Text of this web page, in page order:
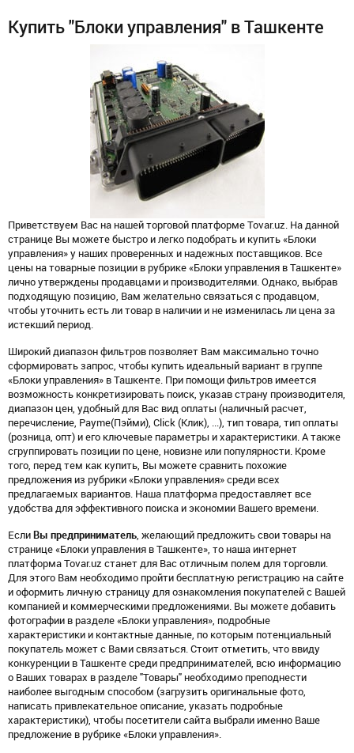
Купить "Блоки управления" в Ташкенте
Приветствуем Вас на нашей торговой платформе Tovar.uz. На данной
странице Вы можете быстро и легко подобрать и купить «Блоки
управления» у наших проверенных и надежных поставщиков. Все
цены на товарные позиции в рубрике «Блоки управления в Ташкенте»
лично утверждены продавцами и производителями. Однако, выбрав
подходящую позицию, Вам желательно связаться с продавцом,
чтобы уточнить есть ли товар в наличии и не изменилась ли цена за
истекший период.
Широкий диапазон фильтров позволяет Вам максимально точно
сформировать запрос, чтобы купить идеальный вариант в группе
«Блоки управления» в Ташкенте. При помощи фильтров имеется
возможность конкретизировать поиск, указав страну производителя,
диапазон цен, удобный для Вас вид оплаты (наличный расчет,
перечисление, Payme(Пэйми), Click (Клик), ...), тип товара, тип оплаты
(розница, опт) и его ключевые параметры и характеристики. А также
сгруппировать позиции по цене, новизне или популярности. Кроме
того, перед тем как купить, Вы можете сравнить похожие
предложения из рубрики «Блоки управления» среди всех
предлагаемых вариантов. Наша платформа предоставляет все
удобства для эффективного поиска и экономии Вашего времени.
Если Вы предприниматель, желающий предложить свои товары на
странице «Блоки управления в Ташкенте», то наша интернет
платформа Tovar.uz станет для Вас отличным полем для торговли.
Для этого Вам необходимо пройти бесплатную регистрацию на сайте
и оформить личную страницу для ознакомления покупателей с Вашей
компанией и коммерческими предложениями. Вы можете добавить
фотографии в разделе «Блоки управления», подробные
характеристики и контактные данные, по которым потенциальный
покупатель может с Вами связаться. Стоит отметить, что ввиду
конкуренции в Ташкенте среди предпринимателей, всю информацию
о Ваших товарах в разделе "Товары" необходимо преподнести
наиболее выгодным способом (загрузить оригинальные фото,
написать привлекательное описание, указать подробные
характеристики), чтобы посетители сайта выбрали именно Ваше
предложение в рубрике «Блоки управления».